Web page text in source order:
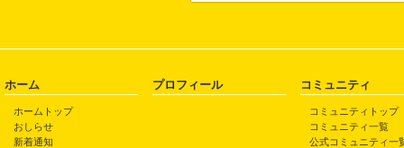
ホーム
ホームトップ
おしらせ
新着通知
プロフィール コミュニティ
コミュニティトップ
コミュニティ一覧
公式コミュニティ一